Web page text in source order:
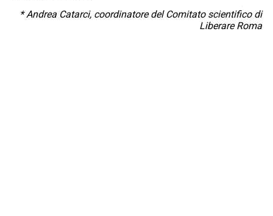
* Andrea Catarci, coordinatore del Comitato scientifico di
Liberare Roma